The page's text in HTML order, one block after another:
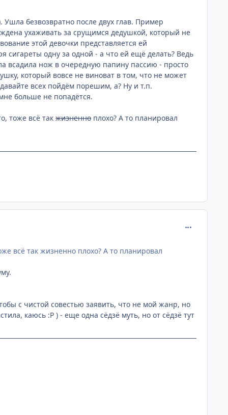
Ушла безвозвратно после двух глав. Пример
ухаживать за срущимся дедушкой, который не
этой девочки представляется ей
сигареты одну за одной - а что ей ещё делать? Ведь
всадила нож в очередную папину пассию - просто
который вовсе не виноват в том, что не может
всех пойдём порешим, а? Ну и т.п.
больше не попадётся.
тоже всё так жизненно плохо? А то планировал
всё так жизненно плохо? А то планировал
с чистой совестью заявить, что не мой жанр, но
каюсь :P ) - еще одна сёдзё муть, но от сёдзё тут